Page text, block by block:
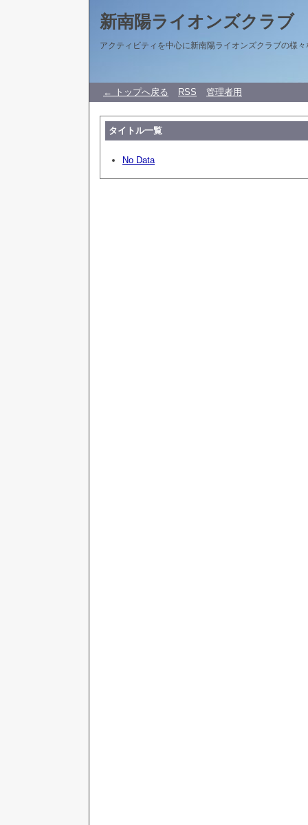
新南陽ライオンズクラ
アクティビティを中心に新南陽ライオンズクラブの様
← トップへ戻る RSS 管理者用
タイトル一覧
No Data